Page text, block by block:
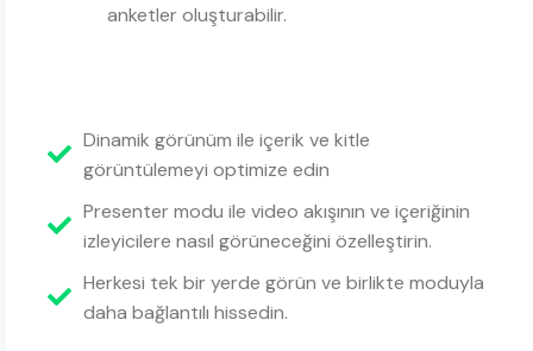
anketler oluşturabilir.
Dinamik görünüm ile içerik ve kitle
görüntülemeyi optimize edin
Presenter modu ile video akışının ve içeriğinin
izleyicilere nasıl görüneceğini özelleştirin.
Herkesi tek bir yerde görün ve birlikte moduyla
daha bağlantılı hissedin.